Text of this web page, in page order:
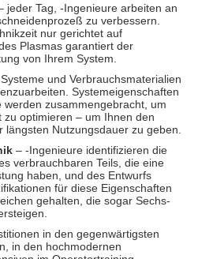
jeder Tag, -Ingenieure arbeiten an
zu verbessern.
nur gerichtet auf
Plasmas garantiert der
von Ihrem System.
und Verbrauchsmaterialien
Systemeigenschaften
zusammengebracht, um
optimieren – um Ihnen den
Nutzungsdauer zu geben.
– -Ingenieure identifizieren die
verbrauchbaren Teils, die eine
haben, und des Entwurfs
für diese Eigenschaften
gehalten, die sogar Sechs-
in den gegenwärtigsten
in den hochmodernen